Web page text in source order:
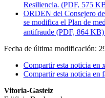
Resiliencia. (PDF, 575
ORDEN del Consejero
se modifica el Plan de
antifraude (PDF, 864 KB)
Fecha de última modificación:
Compartir esta noticia en
Compartir esta noticia en
Vitoria-Gasteiz